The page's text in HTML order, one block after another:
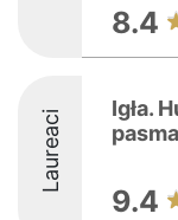
8.4
Laureaci
Igła.
9.4